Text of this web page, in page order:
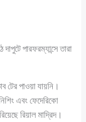
পারফরম্যান্সে তারা
টের পাওয়া যায়নি।
এবং ফেদেরিকো
রিয়াল মাদ্রিদ।